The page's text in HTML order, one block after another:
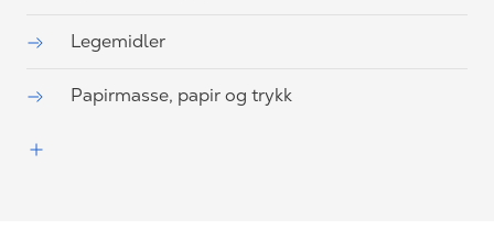
Legemidler
Papirmasse, papir og trykk